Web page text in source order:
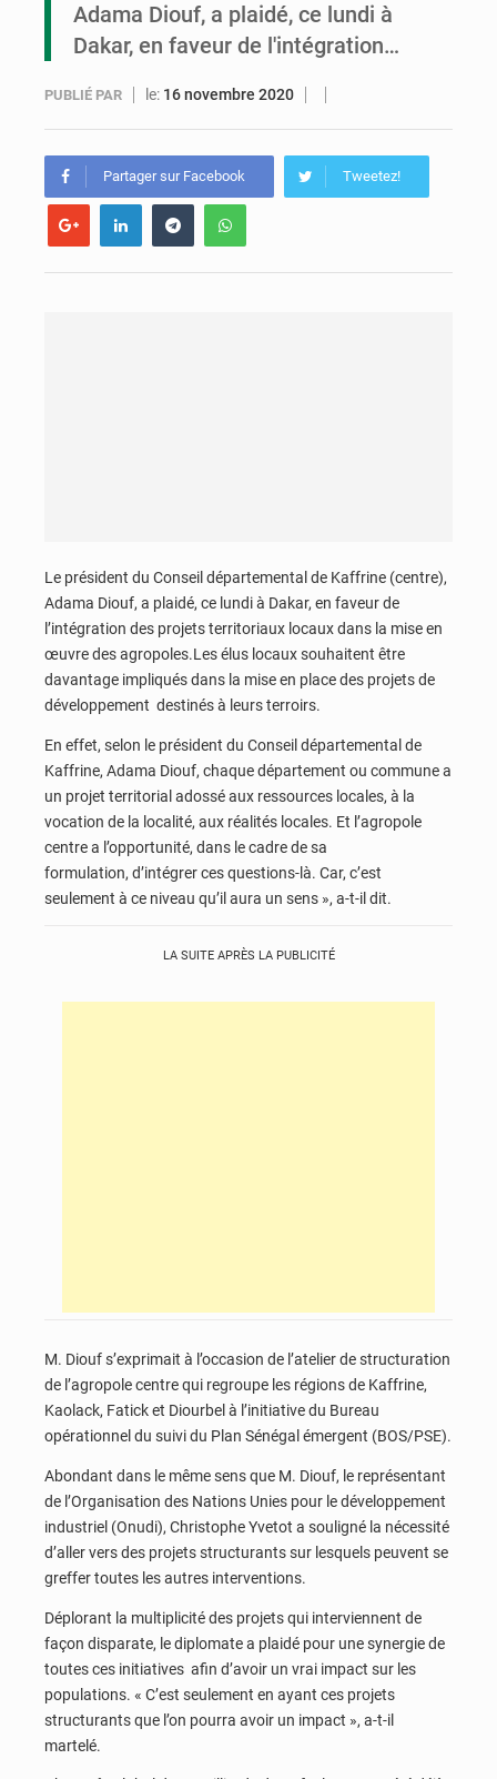
Adama Diouf, a plaidé, ce lundi à
Dakar, en faveur de l'intégration…
PUBLIÉ PAR le: 16 novembre 2020
Partager sur Facebook Tweetez!
Le président du Conseil départemental de Kaffrine (centre),
Adama Diouf, a plaidé, ce lundi à Dakar, en faveur de
l’intégration des projets territoriaux locaux dans la mise en
œuvre des agropoles.Les élus locaux souhaitent être
davantage impliqués dans la mise en place des projets de
développement destinés à leurs terroirs.
En effet, selon le président du Conseil départemental de
Kaffrine, Adama Diouf, chaque département ou commune a
un projet territorial adossé aux ressources locales, à la
vocation de la localité, aux réalités locales. Et l’agropole
centre a l’opportunité, dans le cadre de sa
formulation, d’intégrer ces questions-là. Car, c’est
seulement à ce niveau qu’il aura un sens », a-t-il dit.
LA SUITE APRÈS LA PUBLICITÉ
M. Diouf s’exprimait à l’occasion de l’atelier de structuration
de l’agropole centre qui regroupe les régions de Kaffrine,
Kaolack, Fatick et Diourbel à l’initiative du Bureau
opérationnel du suivi du Plan Sénégal émergent (BOS/PSE).
Abondant dans le même sens que M. Diouf, le représentant
de l’Organisation des Nations Unies pour le développement
industriel (Onudi), Christophe Yvetot a souligné la nécessité
d’aller vers des projets structurants sur lesquels peuvent se
greffer toutes les autres interventions.
Déplorant la multiplicité des projets qui interviennent de
façon disparate, le diplomate a plaidé pour une synergie de
toutes ces initiatives afin d’avoir un vrai impact sur les
populations. « C’est seulement en ayant ces projets
structurants que l’on pourra avoir un impact », a-t-il
martelé.